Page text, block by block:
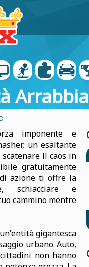
imponente e
un esaltante
il caos in
gratuitamente
di azione ti offre la
schiacciare e
cammino mentre
gigantesca
urbano. Auto,
non hanno